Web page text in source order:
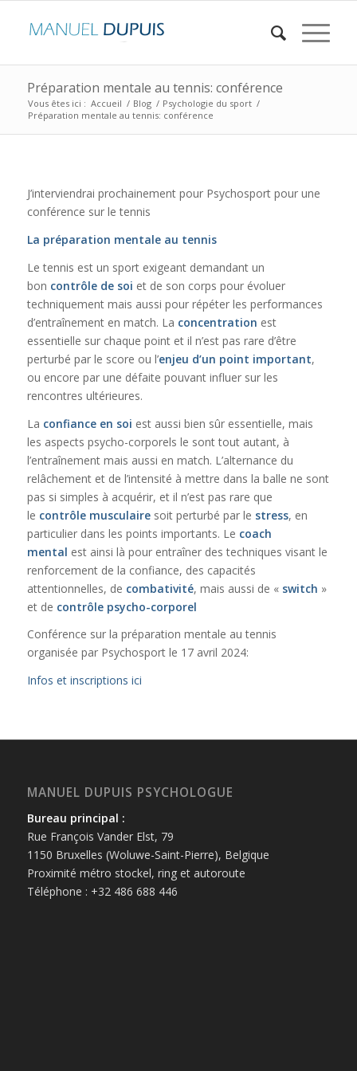
Préparation mentale au tennis: conférence
Vous êtes ici : Accueil / Blog / Psychologie du sport /
Préparation mentale au tennis: conférence
J’interviendrai prochainement pour Psychosport pour une
conférence sur le tennis
La préparation mentale au tennis
Le tennis est un sport exigeant demandant un
bon contrôle de soi et de son corps pour évoluer
techniquement mais aussi pour répéter les performances
d’entraînement en match. La concentration est
essentielle sur chaque point et il n’est pas rare d’être
perturbé par le score ou l’enjeu d’un point important,
ou encore par une défaite pouvant influer sur les
rencontres ultérieures.
La confiance en soi est aussi bien sûr essentielle, mais
les aspects psycho-corporels le sont tout autant, à
l’entraînement mais aussi en match. L’alternance du
relâchement et de l’intensité à mettre dans la balle ne sont
pas si simples à acquérir, et il n’est pas rare que
le contrôle musculairesoit perturbé par le stress, en
particulier dans les points importants. Le coach
mental est ainsi là pour entraîner des techniques visant le
renforcement de la confiance, des capacités
attentionnelles, de combativité, mais aussi de « switch »
et de contrôle psycho-corporel
Conférence sur la préparation mentale au tennis
organisée par Psychosport le 17 avril 2024:
Infos et inscriptions ici
MANUEL DUPUIS PSYCHOLOGUE
Bureau principal :
Rue François Vander Elst, 79
1150 Bruxelles (Woluwe-Saint-Pierre), Belgique
Proximité métro stockel, ring et autoroute
Téléphone : +32 486 688 446